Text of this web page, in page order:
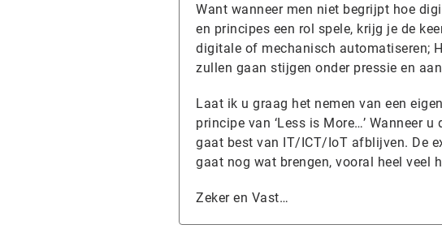
Want wanneer men niet begrijpt hoe
en principes een rol spele, krijg je de
digitale of mechanisch automatiseren;
zullen gaan stijgen onder pressie en
Laat ik u graag het nemen van een
principe van ‘Less is More…’ Wanneer
gaat best van IT/ICT/IoT afblijven. De
gaat nog wat brengen, vooral heel veel
Zeker en Vast…